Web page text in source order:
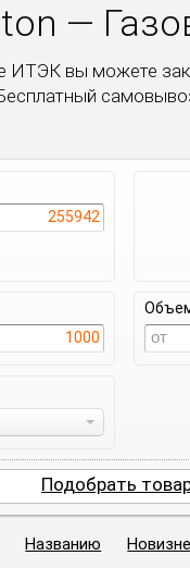
—
ИТЭК вы можете
255942
1000
Подобрать
Названию Новизне